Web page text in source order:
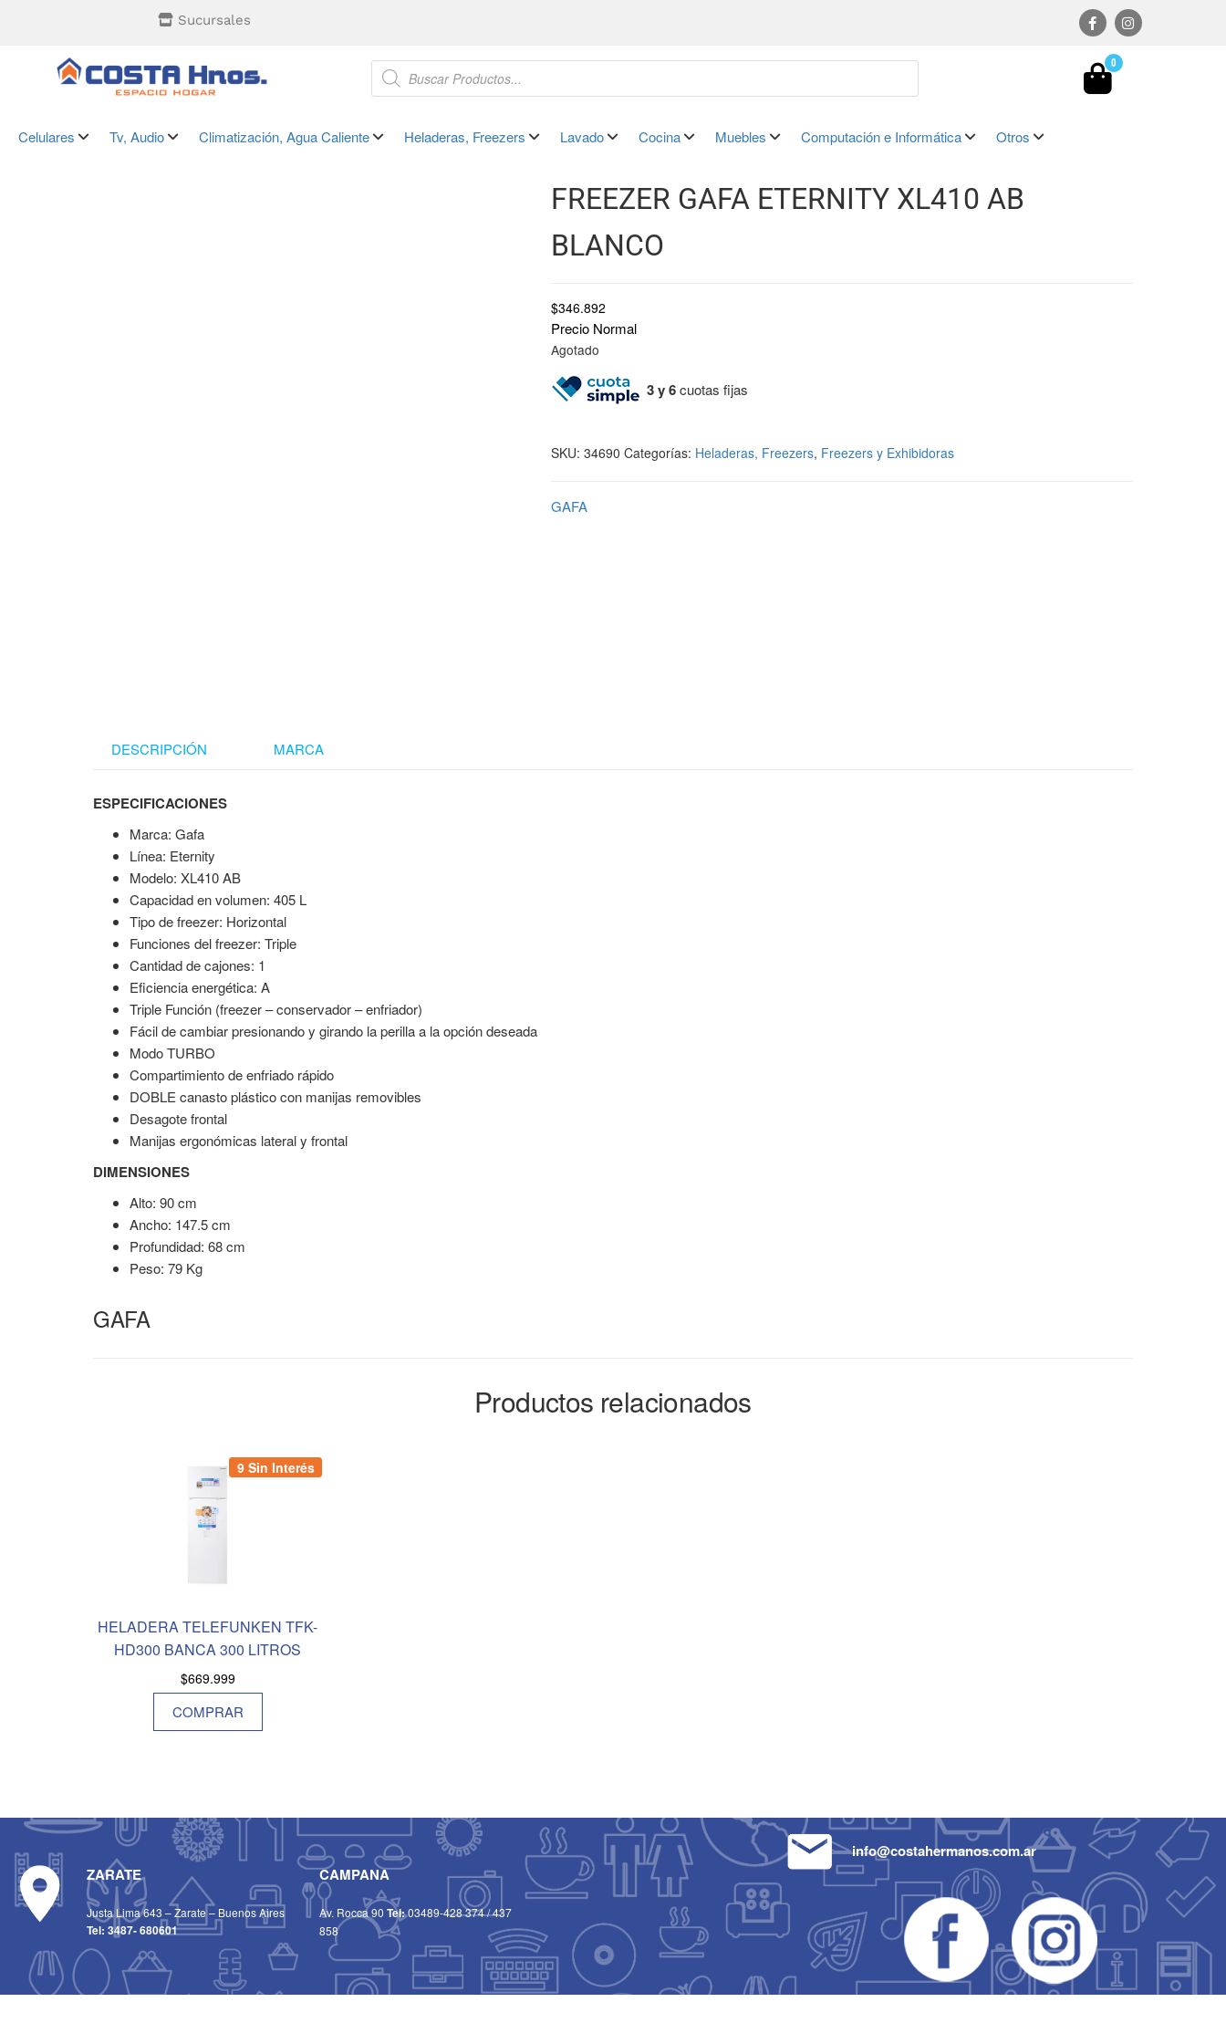
Sucursales
0
Celulares Tv, Audio Climatización, Agua Caliente Heladeras, Freezers Lavado Cocina Muebles Computación e Informática Otros
FREEZER GAFA ETERNITY XL410 AB
BLANCO
$346.892
Precio Normal
Agotado
3 y 6cuotas fijas
SKU: 34690 Categorías: Heladeras, Freezers, Freezers y Exhibidoras
GAFA
DESCRIPCIÓN MARCA
ESPECIFICACIONES
Marca: Gafa
Línea: Eternity
Modelo: XL410 AB
Capacidad en volumen: 405 L
Tipo de freezer: Horizontal
Funciones del freezer: Triple
Cantidad de cajones: 1
Eficiencia energética: A
Triple Función (freezer – conservador – enfriador)
Fácil de cambiar presionando y girando la perilla a la opción deseada
Modo TURBO
Compartimiento de enfriado rápido
DOBLE canasto plástico con manijas removibles
Desagote frontal
Manijas ergonómicas lateral y frontal
DIMENSIONES
Alto: 90 cm
Ancho: 147.5 cm
Profundidad: 68 cm
Peso: 79 Kg
GAFA
Productos relacionados
9 Sin Interés
HELADERA TELEFUNKEN TFK-
HD300 BANCA 300 LITROS
$669.999
COMPRAR
ZARATE
Justa Lima 643 – Zarate – Buenos Aires
Tel: 3487- 680601
CAMPANA
Av. Rocca 90Tel:03489-428 374/437
858
info@costahermanos.com.ar